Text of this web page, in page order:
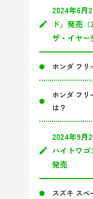
2024年6月
ド」発売
ザ・イヤー
ホンダ フリ
ホンダ フリ
は？
2024年9月
ハイトワゴ
発売
スズキ スペ